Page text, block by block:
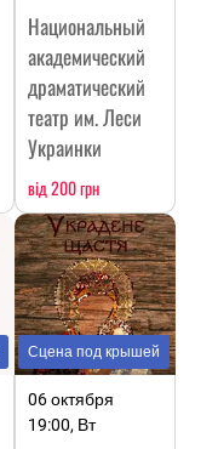
Национальный
академический
драматический
театр им. Леси
Украинки
від 200 грн
Сцена под крышей
06 октября
19:00, Вт